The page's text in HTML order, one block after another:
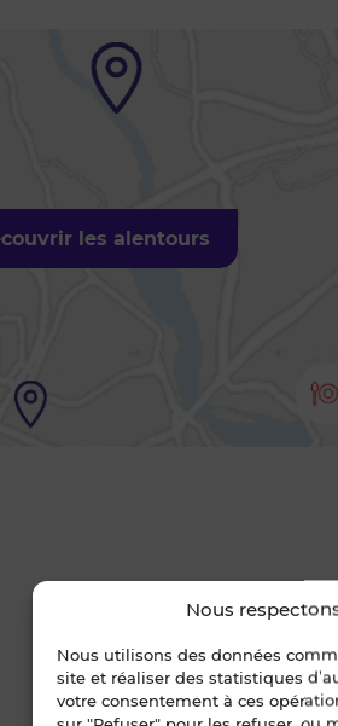
Nous
Nous utilisons des données
site et réaliser des statistiques
votre consentement à ces
les alentours